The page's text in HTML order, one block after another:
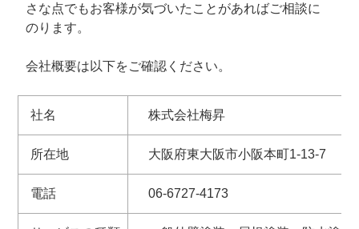
さな点でもお客様が気づいたことがあればご相談に
のります。
会社概要は以下をご確認ください。
社名 株式会社梅昇
所在地 大阪府東大阪市小阪本町1-13-7
電話 06-6727-4173